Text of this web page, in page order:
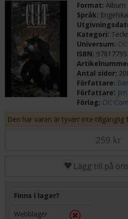
Format:Album
Språk: Engelska
Kategori:
Universum:
ISBN:
Antal sidor:
Författare:
Författare:
Förlag: DC
Den här varan är tyvärr inte tillgänglig
259 kr
Lägg till på
Finns i lager?
Webblager